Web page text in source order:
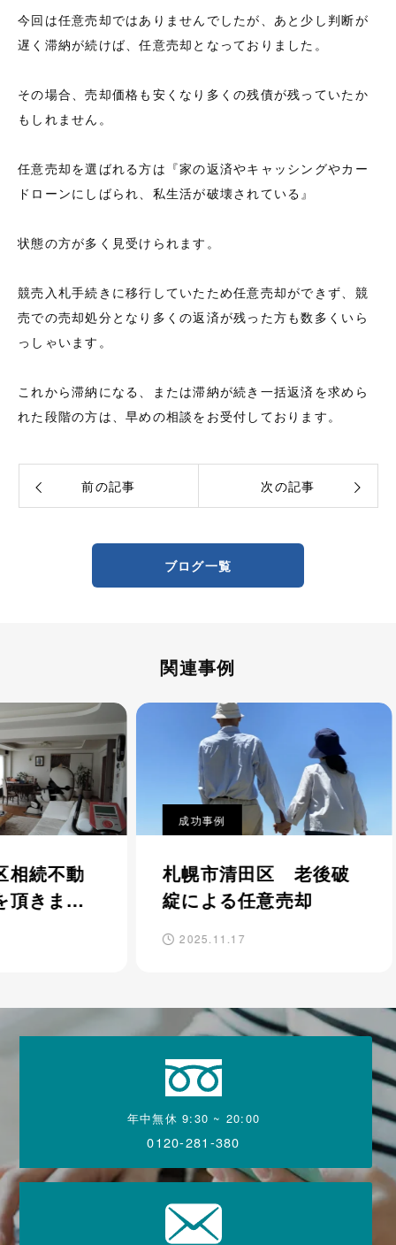
今回は任意売却ではありませんでしたが、あと少し判断が
遅く滞納が続けば、任意売却となっておりました。
その場合、売却価格も安くなり多くの残債が残っていたか
もしれません。
任意売却を選ばれる方は『家の返済やキャッシングやカー
ドローンにしばられ、私生活が破壊されている』
状態の方が多く見受けられます。
競売入札手続きに移行していたため任意売却ができず、競
売での売却処分となり多くの返済が残った方も数多くいら
っしゃいます。
これから滞納になる、または滞納が続き一括返済を求めら
れた段階の方は、早めの相談をお受付しております。
前の記事 次の記事
ブログ一覧
関連事例
成功事例
札幌市清田区 老後破
綻による任意売却
2025.11.17
年中無休 9:30 ~ 20:00
0120-281-380